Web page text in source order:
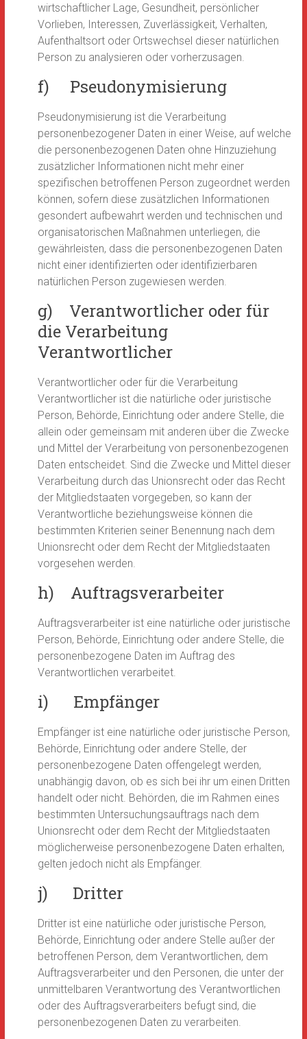
wirtschaftlicher Lage, Gesundheit, persönlicher
Vorlieben, Interessen, Zuverlässigkeit, Verhalten,
Aufenthaltsort oder Ortswechsel dieser natürlichen
Person zu analysieren oder vorherzusagen.
f) Pseudonymisierung
Pseudonymisierung ist die Verarbeitung
personenbezogener Daten in einer Weise, auf welche
die personenbezogenen Daten ohne Hinzuziehung
zusätzlicher Informationen nicht mehr einer
spezifischen betroffenen Person zugeordnet werden
können, sofern diese zusätzlichen Informationen
gesondert aufbewahrt werden und technischen und
organisatorischen Maßnahmen unterliegen, die
gewährleisten, dass die personenbezogenen Daten
nicht einer identifizierten oder identifizierbaren
natürlichen Person zugewiesen werden.
g) Verantwortlicher oder für
die Verarbeitung
Verantwortlicher
Verantwortlicher oder für die Verarbeitung
Verantwortlicher ist die natürliche oder juristische
Person, Behörde, Einrichtung oder andere Stelle, die
allein oder gemeinsam mit anderen über die Zwecke
und Mittel der Verarbeitung von personenbezogenen
Daten entscheidet. Sind die Zwecke und Mittel dieser
Verarbeitung durch das Unionsrecht oder das Recht
der Mitgliedstaaten vorgegeben, so kann der
Verantwortliche beziehungsweise können die
bestimmten Kriterien seiner Benennung nach dem
Unionsrecht oder dem Recht der Mitgliedstaaten
vorgesehen werden.
h) Auftragsverarbeiter
Auftragsverarbeiter ist eine natürliche oder juristische
Person, Behörde, Einrichtung oder andere Stelle, die
personenbezogene Daten im Auftrag des
Verantwortlichen verarbeitet.
i) Empfänger
Empfänger ist eine natürliche oder juristische Person,
Behörde, Einrichtung oder andere Stelle, der
personenbezogene Daten offengelegt werden,
unabhängig davon, ob es sich bei ihr um einen Dritten
handelt oder nicht. Behörden, die im Rahmen eines
bestimmten Untersuchungsauftrags nach dem
Unionsrecht oder dem Recht der Mitgliedstaaten
möglicherweise personenbezogene Daten erhalten,
gelten jedoch nicht als Empfänger.
j) Dritter
Dritter ist eine natürliche oder juristische Person,
Behörde, Einrichtung oder andere Stelle außer der
betroffenen Person, dem Verantwortlichen, dem
Auftragsverarbeiter und den Personen, die unter der
unmittelbaren Verantwortung des Verantwortlichen
oder des Auftragsverarbeiters befugt sind, die
personenbezogenen Daten zu verarbeiten.